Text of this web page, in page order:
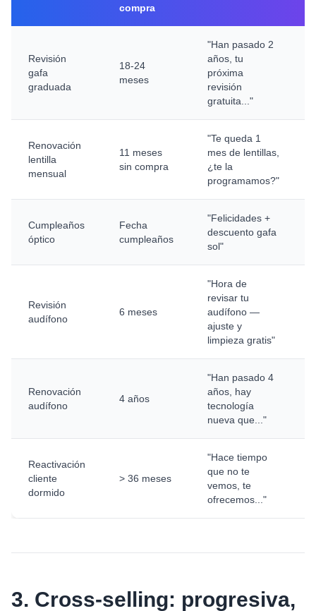
compra
Revisión
gafa
graduada
18-24
meses
"Han pasado 2
años, tu
próxima
revisión
gratuita..."
Renovación
lentilla
mensual
11 meses
sin compra
"Te queda 1
mes de lentillas,
¿te la
programamos?"
Cumpleaños
óptico
Fecha
cumpleaños
"Felicidades +
descuento gafa
sol"
Revisión
audífono
6 meses
"Hora de
revisar tu
audífono —
ajuste y
limpieza gratis"
Renovación
audífono
4 años
"Han pasado 4
años, hay
tecnología
nueva que..."
Reactivación
cliente
dormido
> 36 meses
"Hace tiempo
que no te
vemos, te
ofrecemos..."
3. Cross-selling: progresiva,